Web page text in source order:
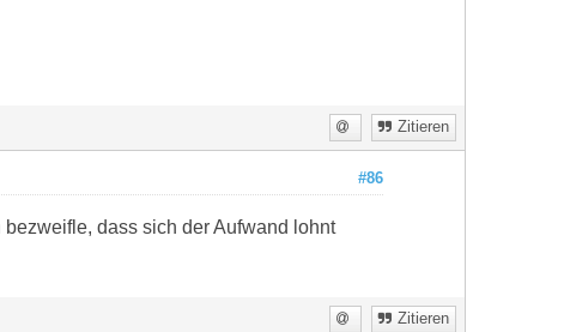
Zitieren
#86
dass sich der Aufwand lohnt
Zitieren